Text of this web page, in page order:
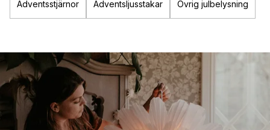
Adventsstjärnor Adventsljusstakar Övrig julbelysning